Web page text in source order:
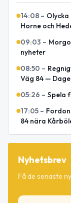
14:08 –
Horne och
09:03 –
nyheter
08:50 –
Väg 84 —
05:26 – Spela
17:05 –
84 nära
Nyhetsbrev
Få de senaste